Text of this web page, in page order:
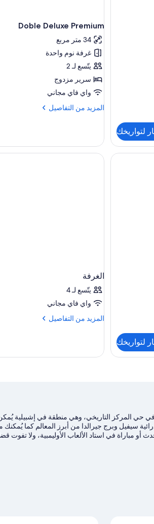
لتواريخك
Doble Deluxe Premium
34 متر مربع
غرفة نوم واحدة
يتّسع لـ 2
سرير مزدوج
واي فاي مجاني
المزيد من التفاصيل
المزيد
Doble
Deluxe
Premium
بار وخزنة داخل الغرفة ومكتب
لتواريخك
الغرفة
يتّسع لـ 4
واي فاي مجاني
المزيد من التفاصيل
المزيد
الغرفة
حي المركز التاريخي، وهي منطقة في إشبيلية
سيفيل وبرج جيرالدا من أبرز المعالم كما
أو مباراة في استاد الألعاب الأوليمبية، ولا
بالقوارب الشراعية وجولات بالقارب فرصًا رائعة